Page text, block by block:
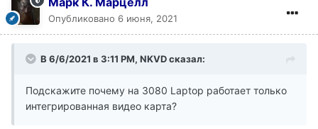
Опубликовано 6 июня, 2021
В 6/6/2021 в 3:11 PM, NKVD сказал:
Подскажите почему на 3080 Laptop работает только
интегрированная видео карта?